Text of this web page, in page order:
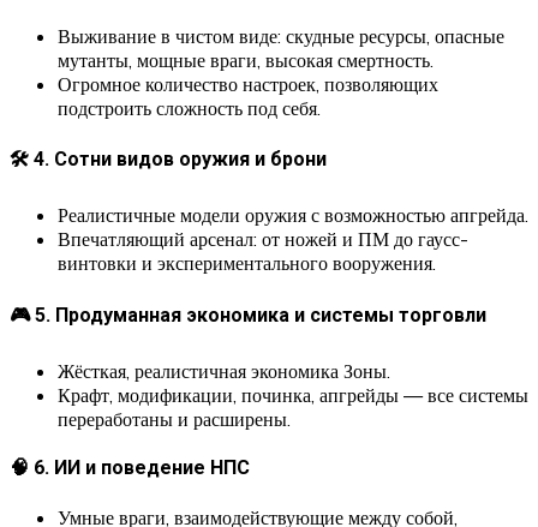
Выживание в чистом виде: скудные ресурсы, опасные
мутанты, мощные враги, высокая смертность.
Огромное количество настроек, позволяющих
подстроить сложность под себя.
🛠 4. Сотни видов оружия и брони
Реалистичные модели оружия с возможностью апгрейда.
Впечатляющий арсенал: от ножей и ПМ до гаусс-
винтовки и экспериментального вооружения.
🎮 5. Продуманная экономика и системы торговли
Жёсткая, реалистичная экономика Зоны.
Крафт, модификации, починка, апгрейды — все системы
переработаны и расширены.
🧠 6. ИИ и поведение НПС
Умные враги, взаимодействующие между собой,